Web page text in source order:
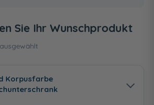
Sie Ihr Wunschprodukt
Korpusfarbe